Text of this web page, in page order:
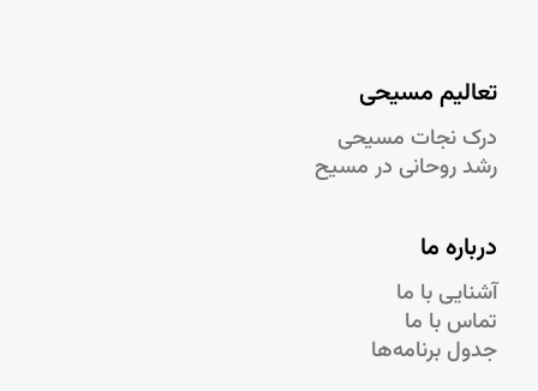
تعالیم مسیحی
درک نجات مسيحی
رشد روحانی در مسيح
درباره ما
آشنایی با ما
تماس با ما
جدول برنامه‌ها